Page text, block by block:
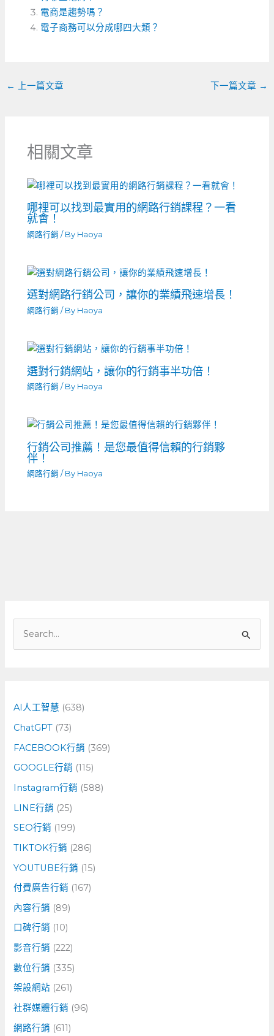
b
o
n
g
t
電商是趨勢嗎？
電子商務可以分成哪四大類？
← 上一篇文章 下一篇文章 →
相關文章
哪裡可以找到最實用的網路行銷課程？一看
就會！
網路行銷 / By Haoya
選對網路行銷公司，讓你的業績飛速增長！
網路行銷 / By Haoya
選對行銷網站，讓你的行銷事半功倍！
網路行銷 / By Haoya
行銷公司推薦！是您最值得信賴的行銷夥
伴！
網路行銷 / By Haoya
字
:
AI人工智慧 (638)
ChatGPT (73)
FACEBOOK行銷 (369)
GOOGLE行銷 (115)
Instagram行銷 (588)
LINE行銷 (25)
SEO行銷 (199)
TIKTOK行銷 (286)
YOUTUBE行銷 (15)
付費廣告行銷 (167)
內容行銷 (89)
口碑行銷 (10)
影音行銷 (222)
數位行銷 (335)
架設網站 (261)
社群媒體行銷 (96)
網路行銷 (611)